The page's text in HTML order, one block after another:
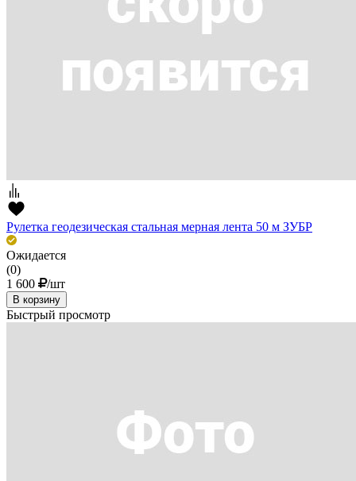
Рулетка геодезическая стальная мерная лента 50 м ЗУБР
Ожидается
(0)
1 600
/шт
В корзину
Быстрый просмотр